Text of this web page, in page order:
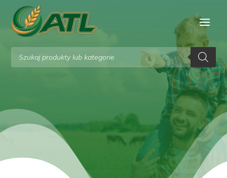
Wyszukiwarka
produktów